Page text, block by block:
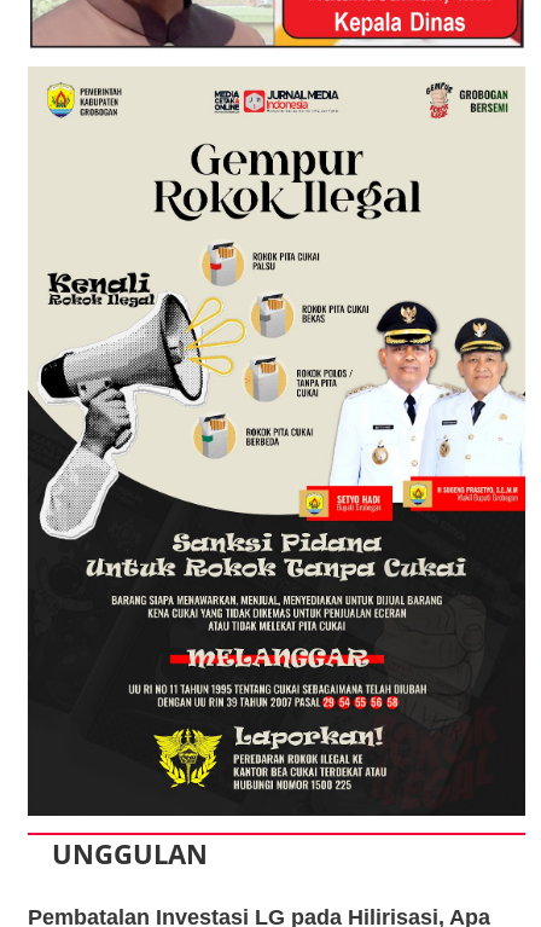
UNGGULAN
Pembatalan Investasi LG pada Hilirisasi, Apa